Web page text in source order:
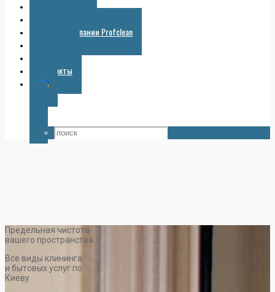
Галерея компании Profclean
Контакты
Предельная чистота
вашего пространства
Все виды клининга
и бытовых услуг по
Киеву